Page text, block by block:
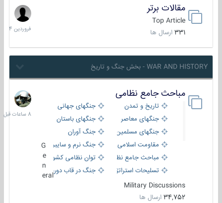
مقالات برتر
Top Article
331 ارسال ها
29
فروردین
1404
WAR AND HISTORY - بخش جنگ و تاریخ
مباحث جامع نظامی
تاریخ و تمدن
جنگهای جهانی
جنگهای معاصر
جنگهای باستان
جنگهای مسلمین
جنگ آوران
مقاومت اسلامی
جنگ نرم و سایبری
مباحث جامع نظامی
توان نظامی کشورها
تسلیحات استراتژیک
جنگ در قاب دوربین
eral
Military Discussions
34,752 ارسال ها
8
ساعات
قبل